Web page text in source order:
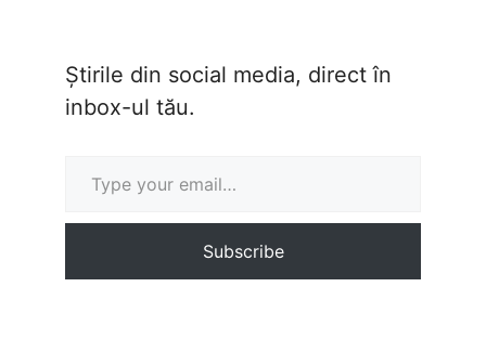
Știrile din social media, direct în
inbox-ul tău.
Subscribe